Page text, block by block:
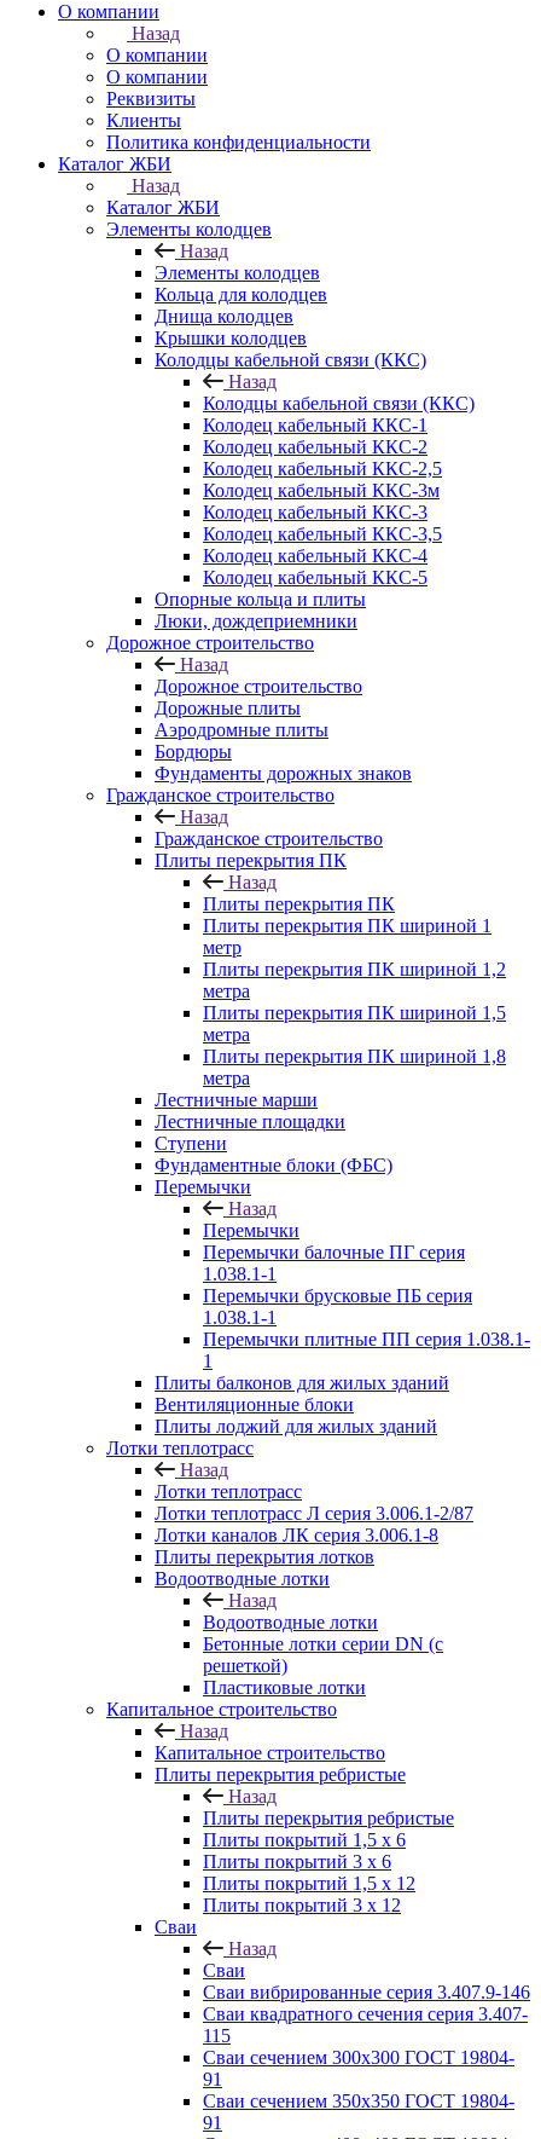
О компании
Назад
О компании
О компании
Реквизиты
Клиенты
Политика конфиденциальности
Каталог ЖБИ
Назад
Каталог ЖБИ
Элементы колодцев
Назад
Элементы колодцев
Кольца для колодцев
Днища колодцев
Крышки колодцев
Колодцы кабельной связи (ККС)
Назад
Колодцы кабельной связи (ККС)
Колодец кабельный ККС-1
Колодец кабельный ККС-2
Колодец кабельный ККС-2,5
Колодец кабельный ККС-3м
Колодец кабельный ККС-3
Колодец кабельный ККС-3,5
Колодец кабельный ККС-4
Колодец кабельный ККС-5
Опорные кольца и плиты
Люки, дождеприемники
Дорожное строительство
Назад
Дорожное строительство
Дорожные плиты
Аэродромные плиты
Бордюры
Фундаменты дорожных знаков
Гражданское строительство
Назад
Гражданское строительство
Плиты перекрытия ПК
Назад
Плиты перекрытия ПК
Плиты перекрытия ПК шириной 1
метр
Плиты перекрытия ПК шириной 1,2
метра
Плиты перекрытия ПК шириной 1,5
метра
Плиты перекрытия ПК шириной 1,8
метра
Лестничные марши
Лестничные площадки
Ступени
Фундаментные блоки (ФБС)
Перемычки
Назад
Перемычки
Перемычки балочные ПГ серия
1.038.1-1
Перемычки брусковые ПБ серия
1.038.1-1
Перемычки плитные ПП серия 1.038.1-
1
Плиты балконов для жилых зданий
Вентиляционные блоки
Плиты лоджий для жилых зданий
Лотки теплотрасс
Назад
Лотки теплотрасс
Лотки теплотрасс Л серия 3.006.1-2/87
Лотки каналов ЛК серия 3.006.1-8
Плиты перекрытия лотков
Водоотводные лотки
Назад
Водоотводные лотки
Бетонные лотки серии DN (с
решеткой)
Пластиковые лотки
Капитальное строительство
Назад
Капитальное строительство
Плиты перекрытия ребристые
Назад
Плиты перекрытия ребристые
Плиты покрытий 1,5 x 6
Плиты покрытий 3 x 6
Плиты покрытий 1,5 x 12
Плиты покрытий 3 x 12
Сваи
Назад
Сваи
Сваи вибрированные серия 3.407.9-146
Сваи квадратного сечения серия 3.407-
115
Сваи сечением 300х300 ГОСТ 19804-
91
Сваи сечением 350х350 ГОСТ 19804-
91